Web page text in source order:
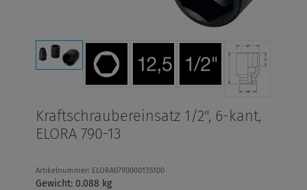
Kraftschraubereinsatz 1/2", 6-kant,
ELORA 790-13
Artikelnummer: ELORA0790000135100
Gewicht: 0.088 kg